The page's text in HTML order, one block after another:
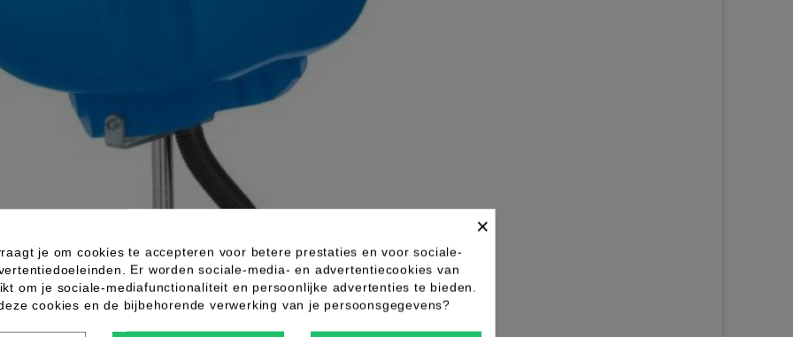
×
je om cookies te accepteren voor betere prestaties en voor sociale-
Er worden sociale-media- en advertentiecookies van
om je sociale-mediafunctionaliteit en persoonlijke advertenties te bieden.
cookies en de bijbehorende verwerking van je persoonsgegevens?